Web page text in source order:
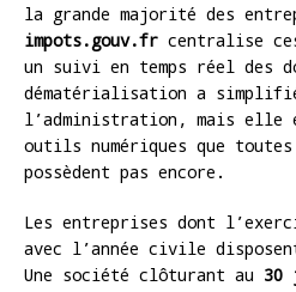
la grande majorité des
impots.gouv.fr centralise
un suivi en temps réel des
dématérialisation a
l’administration, mais elle
outils numériques que
possèdent pas encore.
Les entreprises dont
avec l’année civile
Une société clôturant au 30